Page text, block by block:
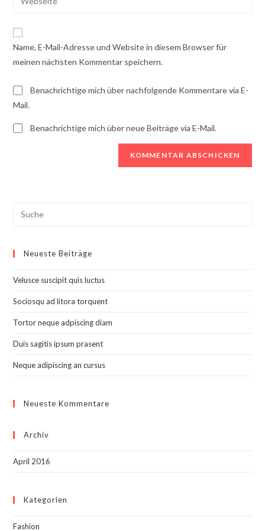
ein
Mail-
zum
Kommentieren
ein
Website-
URL
Name, E-Mail-Adresse und Website in diesem Browser für
meinen nächsten Kommentar speichern.
Benachrichtige mich über nachfolgende Kommentare via E-
Mail.
Benachrichtige mich über neue Beiträge via E-Mail.
Search
Neueste Beiträge
Velusce suscipit quis luctus
Sociosqu ad litora torquent
Tortor neque adpiscing diam
Duis sagitis ipsum prasent
Neque adipiscing an cursus
Neueste Kommentare
Archiv
April 2016
Kategorien
Fashion